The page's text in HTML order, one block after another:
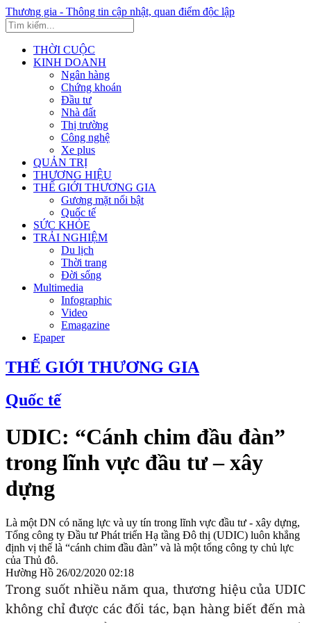
Thương gia - Thông tin cập nhật, quan điểm độc lập
THỜI CUỘC
KINH DOANH
Ngân hàng
Chứng khoán
Đầu tư
Nhà đất
Thị trường
Công nghệ
Xe plus
QUẢN TRỊ
THƯƠNG HIỆU
THẾ GIỚI THƯƠNG GIA
Gương mặt nổi bật
Quốc tế
SỨC KHỎE
TRẢI NGHIỆM
Du lịch
Thời trang
Đời sống
Multimedia
Infographic
Video
Emagazine
Epaper
THẾ GIỚI THƯƠNG GIA
Quốc tế
UDIC: “Cánh chim đầu đàn”
trong lĩnh vực đầu tư – xây
dựng
Là một DN có năng lực và uy tín trong lĩnh vực đầu tư - xây dựng,
Tổng công ty Đầu tư Phát triển Hạ tầng Đô thị (UDIC) luôn khẳng
định vị thế là “cánh chim đầu đàn” và là một tổng công ty chủ lực
của Thủ đô.
Hường Hồ 26/02/2020 02:18
Trong suốt nhiều năm qua, thương hiệu của UDIC
không chỉ được các đối tác, bạn hàng biết đến mà